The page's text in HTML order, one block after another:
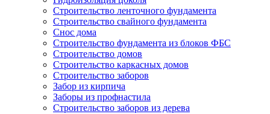
Строительство ленточного фундамента
Строительство свайного фундамента
Снос дома
Строительство фундамента из блоков ФБС
Строительство домов
Строительство каркасных домов
Строительство заборов
Забор из кирпича
Заборы из профнастила
Строительство заборов из дерева